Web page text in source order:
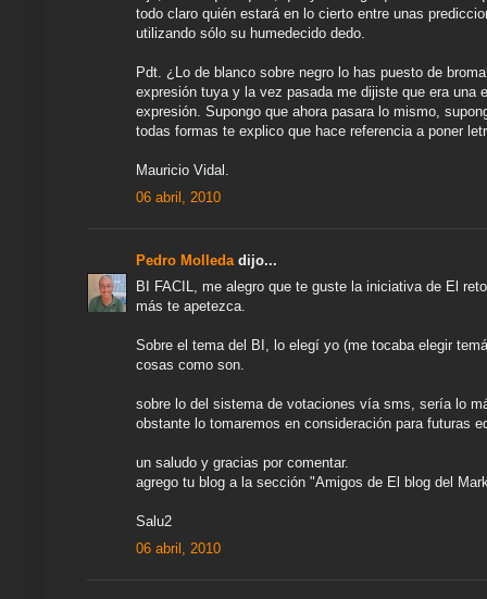
todo claro quién estará en lo cierto entre unas
utilizando sólo su humedecido dedo.
Pdt. ¿Lo de blanco sobre negro lo has puesto de
expresión tuya y la vez pasada me dijiste que era una
expresión. Supongo que ahora pasara lo mismo,
todas formas te explico que hace referencia a poner
Mauricio Vidal.
06 abril, 2010
Pedro Molleda dijo...
BI FACIL, me alegro que te guste la iniciativa de El
más te apetezca.
Sobre el tema del BI, lo elegí yo (me tocaba elegir
cosas como son.
sobre lo del sistema de votaciones vía sms, sería lo
obstante lo tomaremos en consideración para futuras
un saludo y gracias por comentar.
agrego tu blog a la sección "Amigos de El blog del
Salu2
06 abril, 2010